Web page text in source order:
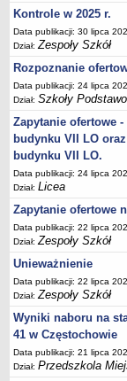
Godziny dyżurów
Ogłoszenia
Zarządzenia
Rejestry,
Kontrole
PONOWNE
Sprawozdania
Deklaracja
DEKLARACJA
OŚWIADCZENIA
PONOWNE
UDOSTĘPNIANIE
OCHRONA DANYCH
Kontrole w 2025 r.
Data publikacji: 30 lipca
Dział:Zespoły Szkół
Rozpoznanie
Data publikacji: 24 lipca
Dział:Szkoły
Zapytanie ofertowe
budynku VII LO
budynku VII LO.
Data publikacji: 24 lipca
Dział:Licea
Zapytanie ofertowe
Data publikacji: 22 lipca
Dział:Zespoły Szkół
Unieważnienie
Data publikacji: 22 lipca
Dział:Zespoły Szkół
Wyniki naboru na
41 w Częstochowie
Data publikacji: 21 lipca
Dział:Przedszkola